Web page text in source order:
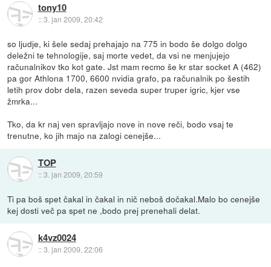
tony10
::3. jan 2009, 20:42
so ljudje, ki šele sedaj prehajajo na 775 in bodo še dolgo dolgo
deležni te tehnologije, saj morte vedet, da vsi ne menjujejo
računalnikov tko kot gate. Jst mam recmo še kr star socket A (462)
pa gor Athlona 1700, 6600 nvidia grafo, pa računalnik po šestih
letih prov dobr dela, razen seveda super truper igric, kjer vse
žmrka...
Tko, da kr naj ven spravljajo nove in nove reči, bodo vsaj te
trenutne, ko jih majo na zalogi cenejše...
TOP
::3. jan 2009, 20:59
Ti pa boš spet čakal in čakal in nič neboš dočakal.Malo bo cenejše
kej dosti več pa spet ne ,bodo prej prenehali delat.
k4vz0024
::3. jan 2009, 22:06